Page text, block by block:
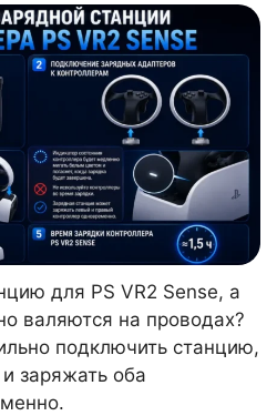
для PS VR2 Sense, а
валяются на проводах?
подключить станцию,
заряжать оба